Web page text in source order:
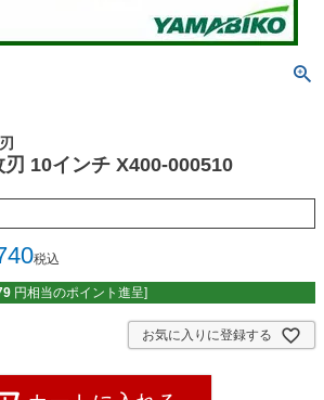
10インチ X400-000510
税込
円相当のポイント進呈]
お気に入りに登録する